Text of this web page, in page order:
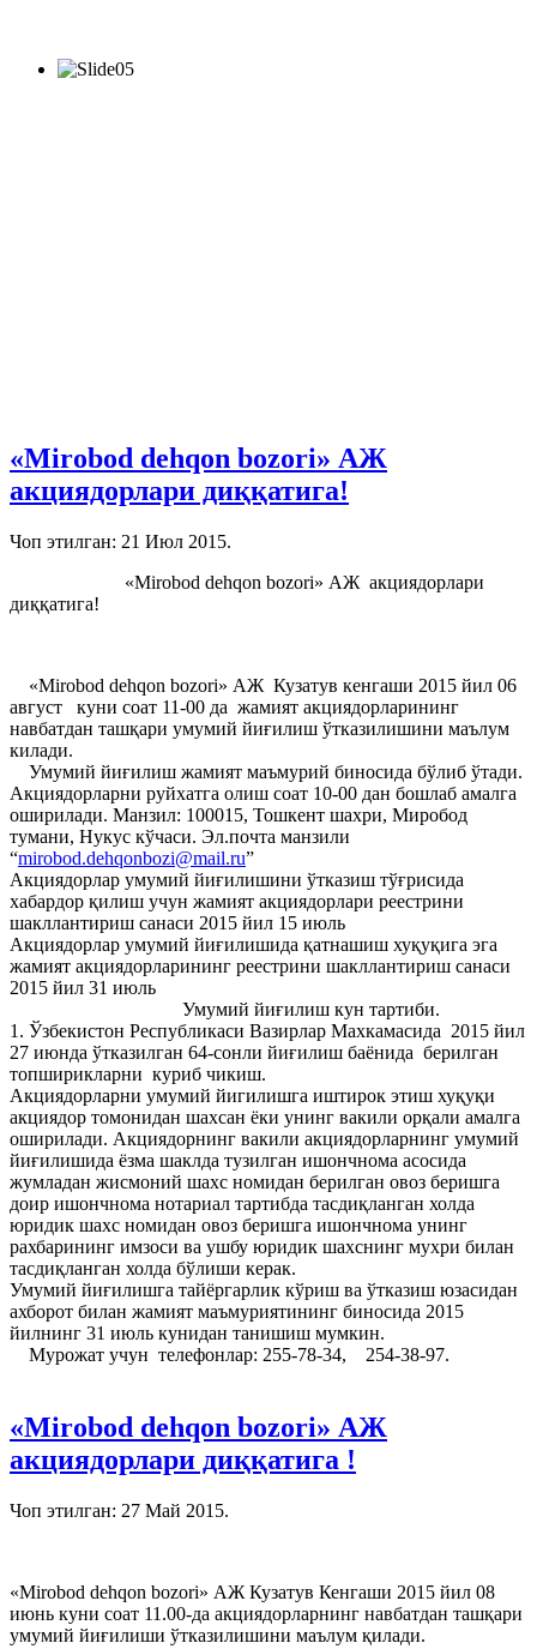
«Mirobod dehqon bozori» АЖ
акциядорлари диққатига!
Чоп этилган: 21 Июл 2015.
«Mirobod dehqon bozori» АЖ акциядорлари
диққатига!
«Mirobod dehqon bozori» АЖ Кузатув кенгаши 2015 йил 06
август куни соат 11-00 да жамият акциядорларининг
навбатдан ташқари умумий йиғилиш ўтказилишини маълум
килади.
Умумий йиғилиш жамият маъмурий биносида бўлиб ўтади.
Акциядорларни руйхатга олиш соат 10-00 дан бошлаб амалга
оширилади. Манзил: 100015, Тошкент шахри, Миробод
тумани, Нукус кўчаси. Эл.почта манзили
“mirobod.dehqonbozi@mail.ru”
Акциядорлар умумий йиғилишини ўтказиш тўғрисида
хабардор қилиш учун жамият акциядорлари реестрини
шакллантириш санаси 2015 йил 15 июль
Акциядорлар умумий йиғилишида қатнашиш хуқуқига эга
жамият акциядорларининг реестрини шакллантириш санаси
2015 йил 31 июль
Умумий йиғилиш кун тартиби.
1. Ўзбекистон Республикаси Вазирлар Махкамасида 2015 йил
27 июнда ўтказилган 64-сонли йиғилиш баёнида берилган
топширикларни куриб чикиш.
Акциядорларни умумий йигилишга иштирок этиш хуқуқи
акциядор томонидан шахсан ёки унинг вакили орқали амалга
оширилади. Акциядорнинг вакили акциядорларнинг умумий
йиғилишида ёзма шаклда тузилган ишончнома асосида
жумладан жисмоний шахс номидан берилган овоз беришга
доир ишончнома нотариал тартибда тасдиқланган холда
юридик шахс номидан овоз беришга ишончнома унинг
рахбарининг имзоси ва ушбу юридик шахснинг мухри билан
тасдиқланган холда бўлиши керак.
Умумий йиғилишга тайёргарлик кўриш ва ўтказиш юзасидан
ахборот билан жамият маъмуриятининг биносида 2015
йилнинг 31 июль кунидан танишиш мумкин.
Мурожат учун телефонлар: 255-78-34, 254-38-97.
«Mirobod dehqon bozori» АЖ
акциядорлари диққатига !
Чоп этилган: 27 Май 2015.
«Mirobod dehqon bozori» АЖ Кузатув Кенгаши 2015 йил 08
июнь куни соат 11.00-да акциядорларнинг навбатдан ташқари
умумий йиғилиши ўтказилишини маълум қилади.